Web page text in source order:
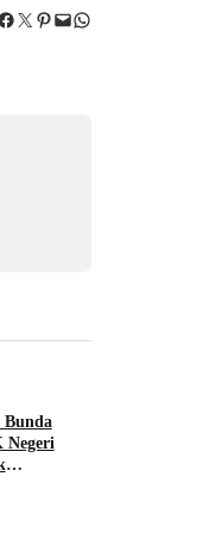
Twitter Pinterest Mail WhatsApp
Bunda
Negeri